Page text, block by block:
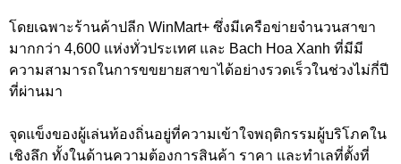
โดยเฉพาะร้านค้าปลีก WinMart+ ซึ่งมีเครือข่ายจำนวนสาขา
มากกว่า 4,600 แห่งทั่วประเทศ และ Bach Hoa Xanh ที่มีมี
ความสามารถในการขขยายสาขาได้อย่างรวดเร็วในช่วงไม่กี่ปี
ที่ผ่านมา
จุดแข็งของผู้เล่นท้องถิ่นอยู่ที่ความเข้าใจพฤติกรรมผู้บริโภคใน
เชิงลึก ทั้งในด้านความต้องการสินค้า ราคา และทำเลที่ตั้งที่